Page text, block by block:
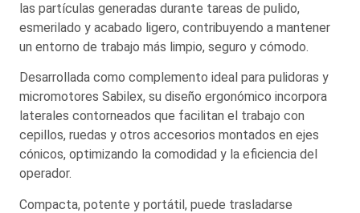
las partículas generadas durante tareas de pulido,
esmerilado y acabado ligero, contribuyendo a mantener
un entorno de trabajo más limpio, seguro y cómodo.
Desarrollada como complemento ideal para pulidoras y
micromotores Sabilex, su diseño ergonómico incorpora
laterales contorneados que facilitan el trabajo con
cepillos, ruedas y otros accesorios montados en ejes
cónicos, optimizando la comodidad y la eficiencia del
operador.
Compacta, potente y portátil, puede trasladarse